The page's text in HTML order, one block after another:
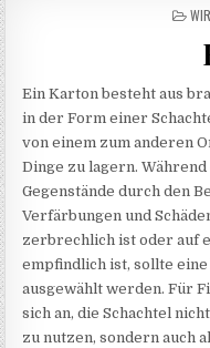
Ein Karton besteht aus
in der Form einer
von einem zum anderen
Dinge zu lagern.
Gegenstände durch den
Verfärbungen und
zerbrechlich ist oder auf
empfindlich ist, sollte
ausgewählt werden. Für
sich an, die Schachtel
zu nutzen, sondern auch